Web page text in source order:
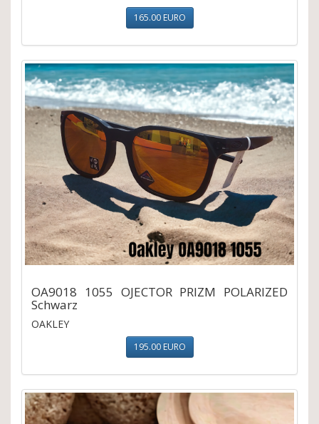
165.00 EURO
OA9018 1055 OJECTOR PRIZM POLARIZED
Schwarz
OAKLEY
195.00 EURO